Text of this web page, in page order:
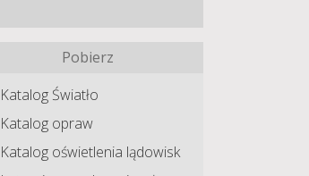
Pobierz
Katalog Światło
Katalog opraw
Katalog oświetlenia lądowisk